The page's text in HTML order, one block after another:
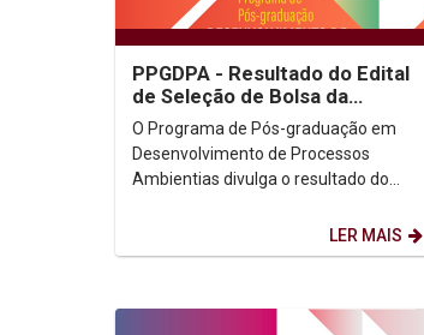
PPGDPA - Resultado do Edital
de Seleção de Bolsa da
CAPES/PROSUC
O Programa de Pós-graduação em
Desenvolvimento de Processos
Ambientias divulga o resultado do
CAPES/PROSUC. Resultado: (Clicar...
LER MAIS